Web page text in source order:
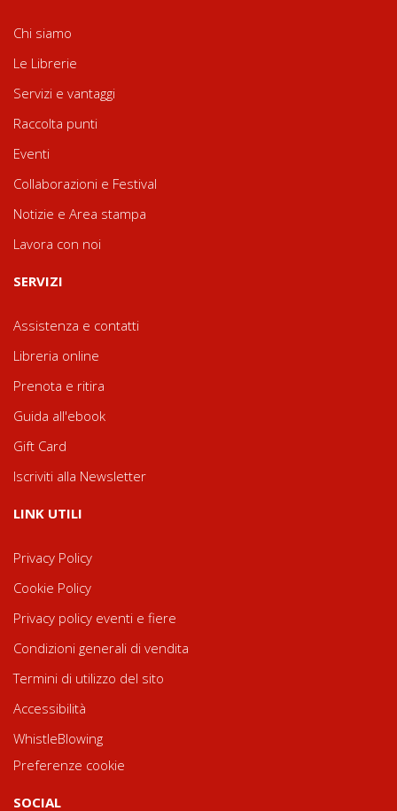
Chi siamo
Le Librerie
Servizi e vantaggi
Raccolta punti
Eventi
Collaborazioni e Festival
Notizie e Area stampa
Lavora con noi
SERVIZI
Assistenza e contatti
Libreria online
Prenota e ritira
Guida all'ebook
Gift Card
Iscriviti alla Newsletter
LINK UTILI
Privacy Policy
Cookie Policy
Privacy policy eventi e fiere
Condizioni generali di vendita
Termini di utilizzo del sito
Accessibilità
WhistleBlowing
Preferenze cookie
SOCIAL